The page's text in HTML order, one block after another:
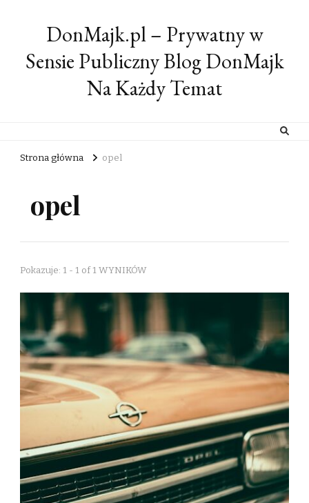
DonMajk.pl – Prywatny w
Sensie Publiczny Blog DonMajk
Na Każdy Temat
Strona główna opel
opel
Pokazuje: 1 - 1 of 1 WYNIKÓW